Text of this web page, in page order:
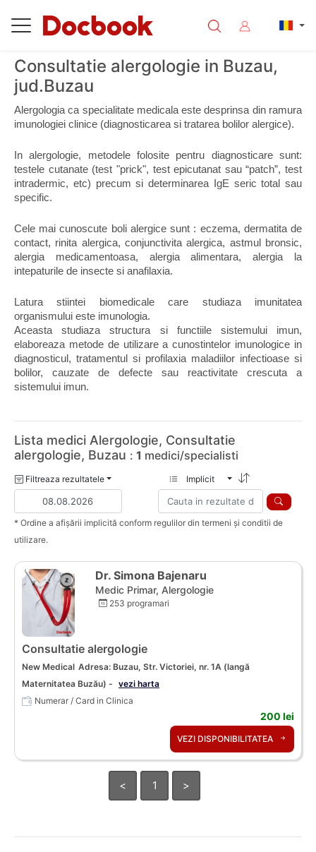
Consultatie alergologie in Buzau,
jud.Buzau
Alergologia ca specialitate medicala este desprinsa din ramura
imunologiei clinice (diagnosticarea si tratarea bolilor alergice).
In alergologie, metodele folosite pentru diagnosticare sunt:
testele cutanate (test "prick", test epicutanat sau “patch”, test
intradermic, etc) precum si determinarea IgE seric total sau
specific.
Cele mai cunoscute boli alergice sunt : eczema, dermatita de
contact, rinita alergica, conjunctivita alergica, astmul bronsic,
alergia medicamentoasa, alergia alimentara, alergia la
intepaturile de insecte si anafilaxia.
Latura stiintei biomedicale care studiaza imunitatea
organismului este imunologia.
Aceasta studiaza structura si functiile sistemului imun,
elaboreaza metode de utilizare a cunostintelor imunologice in
diagnosticul, tratamentul si profilaxia maladiilor infectioase si
bolilor, cauzate de defecte sau reactivitate crescuta a
sistemului imun.
Lista medici Alergologie, Consultatie
alergologie, Buzau : 1 medici/specialisti
Filtreaza rezultatele Implicit
* Ordine a afișării implicită conform regulilor din termeni și conditii de
utilizare.
Dr. Simona Bajenaru
Medic Primar, Alergologie
253 programari
Consultatie alergologie
New Medical Adresa: Buzau, Str. Victoriei, nr. 1A (langă
Maternitatea Buzău) - vezi harta
Numerar / Card in Clinica
200 lei
VEZI DISPONIBILITATEA
< 1 >